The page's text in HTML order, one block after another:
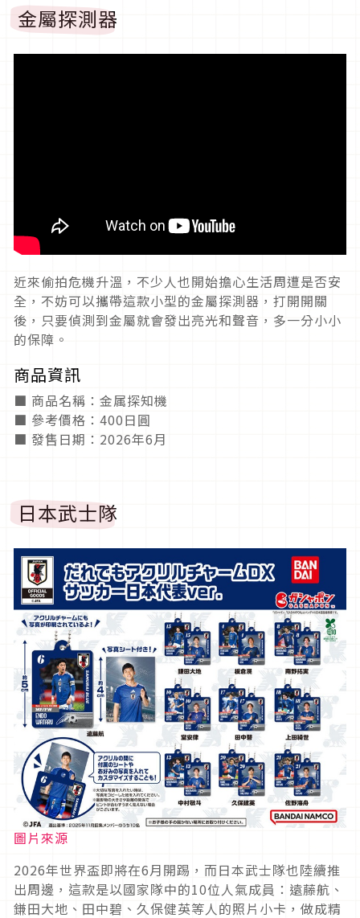
金屬探測器
近來偷拍危機升溫，不少人也開始擔心生活周遭是否安
全，不妨可以攜帶這款小型的金屬探測器，打開開關
後，只要偵測到金屬就會發出亮光和聲音，多一分小小
的保障。
商品資訊
■ 商品名稱：金属探知機
■ 參考價格：400日圓
■ 發售日期：2026年6月
日本武士隊
圖片來源
2026年世界盃即將在6月開踢，而日本武士隊也陸續推
出周邊，這款是以國家隊中的10位人氣成員：遠藤航、
鎌田大地、田中碧、久保健英等人的照片小卡，做成精